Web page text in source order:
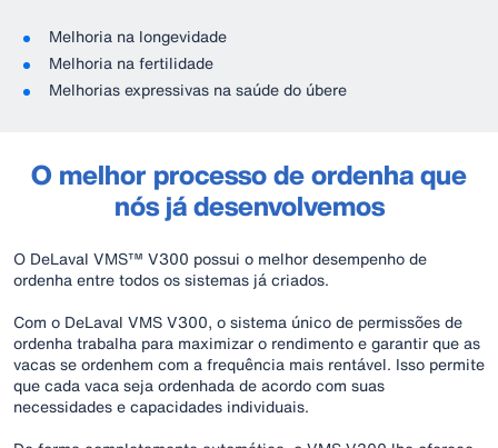
Melhoria na longevidade
Melhoria na fertilidade
Melhorias expressivas na saúde do úbere
O melhor processo de ordenha que
nós já desenvolvemos
O DeLaval VMS™ V300 possui o melhor desempenho de
ordenha entre todos os sistemas já criados.
Com o DeLaval VMS V300, o sistema único de permissões de
ordenha trabalha para maximizar o rendimento e garantir que as
vacas se ordenhem com a frequência mais rentável. Isso permite
que cada vaca seja ordenhada de acordo com suas
necessidades e capacidades individuais.